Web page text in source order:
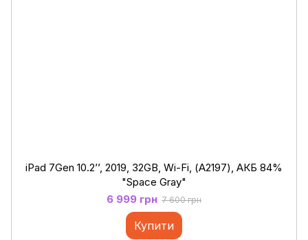
iPad 7Gen 10.2’’, 2019, 32GB, Wi-Fi, (А2197), АКБ 84%
"Space Gray"
6 999 грн 7 600 грн
Купити